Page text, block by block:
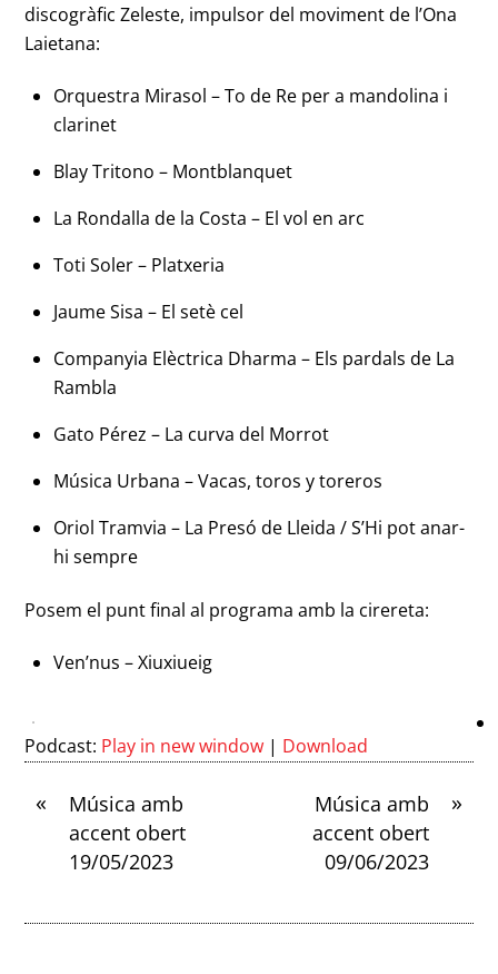
discogràfic Zeleste, impulsor del moviment de l’Ona
Laietana:
Orquestra Mirasol – To de Re per a mandolina i
clarinet
Blay Tritono – Montblanquet
La Rondalla de la Costa – El vol en arc
Toti Soler – Platxeria
Jaume Sisa – El setè cel
Companyia Elèctrica Dharma – Els pardals de La
Rambla
Gato Pérez – La curva del Morrot
Música Urbana – Vacas, toros y toreros
Oriol Tramvia – La Presó de Lleida / S’Hi pot anar-
hi sempre
Posem el punt final al programa amb la cirereta:
Ven’nus – Xiuxiueig
Podcast: Play in new window | Download
«
Música amb
accent obert
19/05/2023
»
Música amb
accent obert
09/06/2023